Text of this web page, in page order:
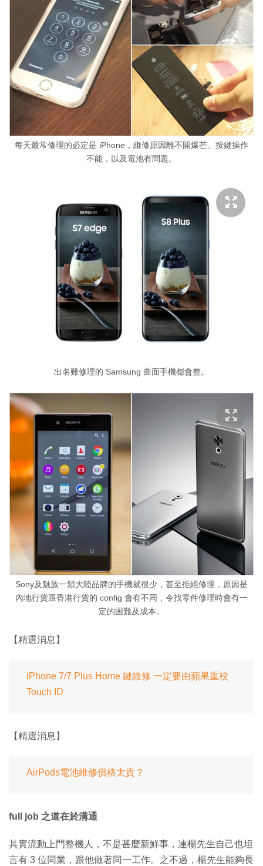
每天最常修理的必定是 iPhone，維修原因離不開爆芒、按鍵操作
不能，以及電池有問題。
出名難修理的 Samsung 曲面手機都會整。
Sony及魅族一類大陸品牌的手機就很少，甚至拒絕修理，原因是
內地行貨跟香港行貨的 config 會有不同，令找零件修理時會有一
定的困難及成本。
【精選消息】
iPhone 7/7 Plus Home 鍵維修 一定要由蘋果重校
Touch ID
【精選消息】
AirPods電池維修價格太貴？
full job 之道在於溝通
其實流動上門整機人，不是甚麼新鮮事，連楊先生自己也坦
言有 3 位同業，跟他做著同一工作。之不過，楊先生能夠長